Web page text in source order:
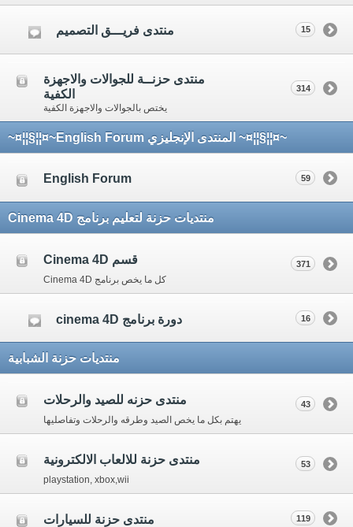
منتدى فريـــق التصميم 15
منتدى حزنــة للجوالات والاجهزة
الكفية
يختص بالجوالات والاجهزة الكفية
314
~¤¦¦§¦¦¤~ المنتدى الإنجليزي English Forum~¤¦¦§¦¦¤~
English Forum 59
منتديات حزنة لتعليم برنامج Cinema 4D
قسم Cinema 4D
كل ما يخص برنامج Cinema 4D
371
دورة برنامج cinema 4D 16
منتديات حزنة الشبابية
منتدى حزنه للصيد والرحلات
يهتم بكل ما يخص الصيد وطرقه والرحلات وتفاصليها
43
منتدى حزنة للالعاب الالكترونية
playstation, xbox,wii
53
منتدى حزنة للسيارات 119